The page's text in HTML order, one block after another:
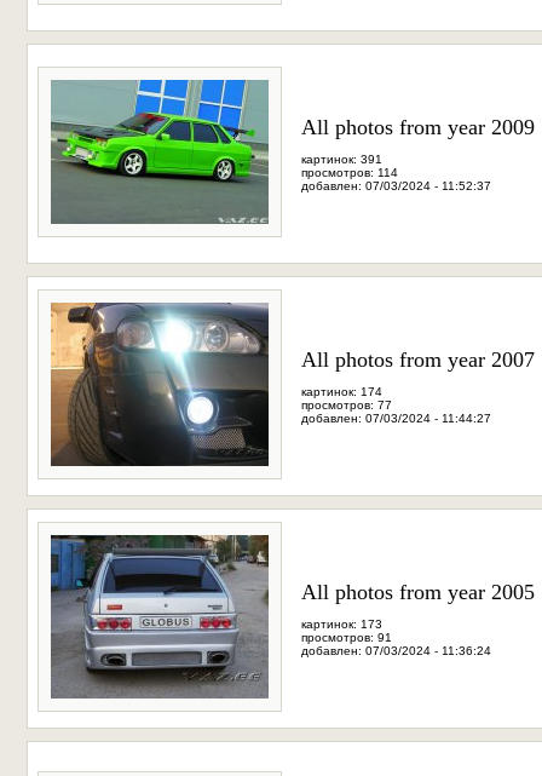
All photos from year 2009
картинок: 391
просмотров: 114
добавлен: 07/03/2024 - 11:52:37
All photos from year 2007
картинок: 174
просмотров: 77
добавлен: 07/03/2024 - 11:44:27
All photos from year 2005
картинок: 173
просмотров: 91
добавлен: 07/03/2024 - 11:36:24